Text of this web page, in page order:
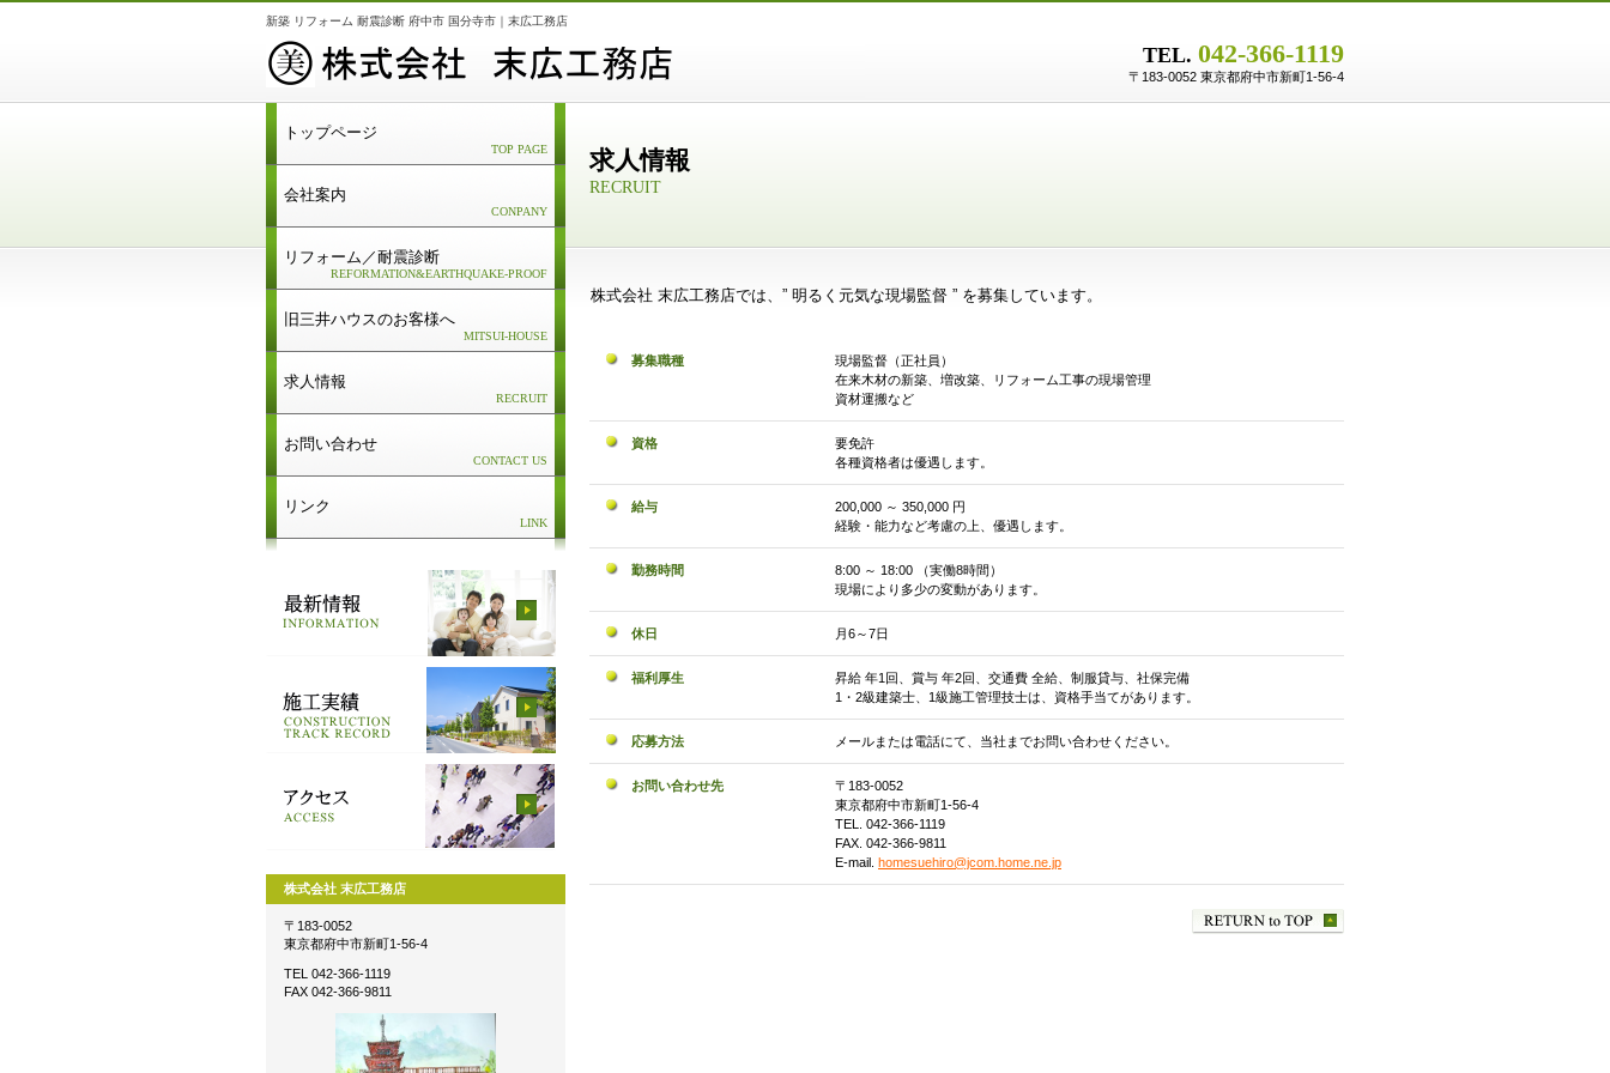
新築 リフォーム 耐震診断 府中市 国分寺市｜末広工務店
TEL. 042-366-1119
〒183-0052 東京都府中市新町1-56-4
求人情報
RECRUIT
株式会社 末広工務店では、” 明るく元気な現場監督 ” を募集しています。
募集職種
現場監督（正社員）
在来木材の新築、増改築、リフォーム工事の現場管理
資材運搬など
資格
要免許
各種資格者は優遇します。
給与
200,000 ～ 350,000 円
経験・能力など考慮の上、優遇します。
勤務時間
8:00 ～ 18:00 （実働8時間）
現場により多少の変動があります。
休日 月6～7日
福利厚生
昇給 年1回、賞与 年2回、交通費 全給、制服貸与、社保完備
1・2級建築士、1級施工管理技士は、資格手当てがあります。
応募方法 メールまたは電話にて、当社までお問い合わせください。
お問い合わせ先
〒183-0052
東京都府中市新町1-56-4
TEL. 042-366-1119
FAX. 042-366-9811
E-mail. homesuehiro@jcom.home.ne.jp
トップページ
TOP PAGE
会社案内
CONPANY
リフォーム／耐震診断
REFORMATION&EARTHQUAKE-PROOF
旧三井ハウスのお客様へ
MITSUI-HOUSE
求人情報
RECRUIT
お問い合わせ
CONTACT US
リンク
LINK
株式会社 末広工務店
〒183-0052
東京都府中市新町1-56-4
TEL 042-366-1119
FAX 042-366-9811